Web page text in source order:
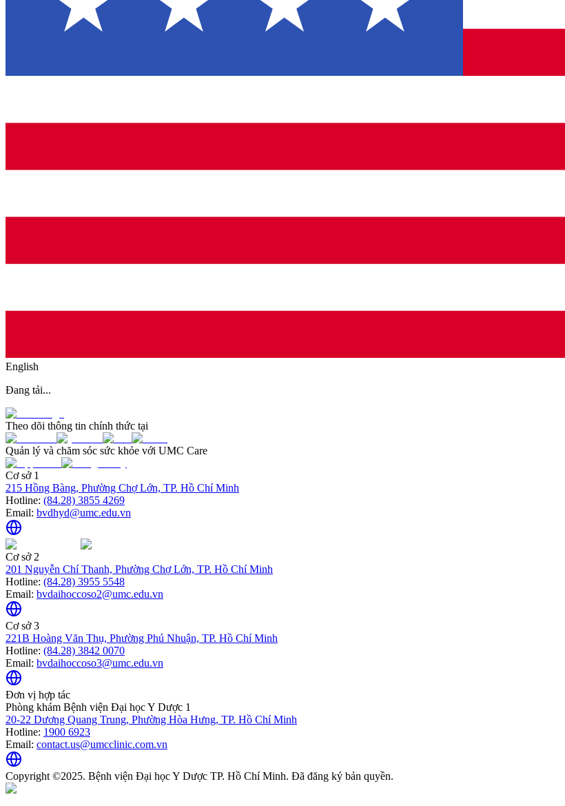
English
Đang tải...
Theo dõi thông tin chính thức tại
Quản lý và chăm sóc sức khỏe với UMC Care
Cơ sở 1
215 Hồng Bàng, Phường Chợ Lớn, TP. Hồ Chí Minh
Hotline: (84.28) 3855 4269
Email: bvdhyd@umc.edu.vn
Cơ sở 2
201 Nguyễn Chí Thanh, Phường Chợ Lớn, TP. Hồ Chí Minh
Hotline: (84.28) 3955 5548
Email: bvdaihoccoso2@umc.edu.vn
Cơ sở 3
221B Hoàng Văn Thụ, Phường Phú Nhuận, TP. Hồ Chí Minh
Hotline: (84.28) 3842 0070
Email: bvdaihoccoso3@umc.edu.vn
Đơn vị hợp tác
Phòng khám Bệnh viện Đại học Y Dược 1
20-22 Dương Quang Trung, Phường Hòa Hưng, TP. Hồ Chí Minh
Hotline: 1900 6923
Email: contact.us@umcclinic.com.vn
Copyright ©2025. Bệnh viện Đại học Y Dược TP. Hồ Chí Minh. Đã đăng ký bản quyền.